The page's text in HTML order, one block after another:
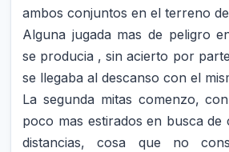
ambos conjuntos en el terreno
Alguna jugada mas de peligro
se producia , sin acierto por
se llegaba al descanso con el
La segunda mitas comenzo,
poco mas estirados en busca
distancias, cosa que no